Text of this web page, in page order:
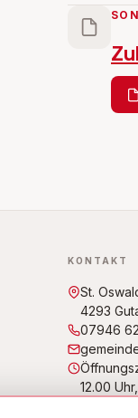
KONTAKT
St.
4293
07946
12.00